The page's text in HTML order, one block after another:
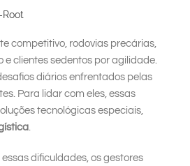
competitivo, rodovias precárias,
e clientes sedentos por agilidade.
diários enfrentados pelas
Para lidar com eles, essas
tecnológicas especiais,
.
dificuldades, os gestores